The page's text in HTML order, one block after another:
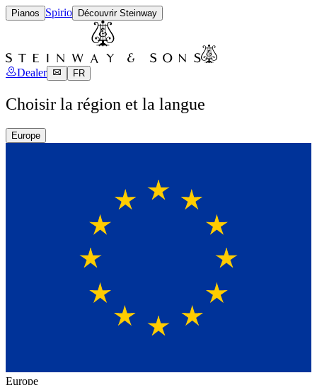
Pianos Spirio Découvrir Steinway
Dealer FR
Choisir la région et la langue
Europe
Europe